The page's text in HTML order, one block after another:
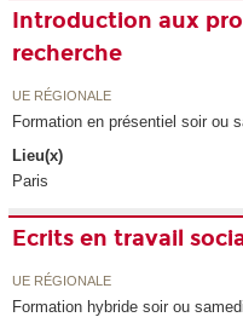
Introduction aux
recherche
UE RÉGIONALE
Formation en présentiel soir ou
Lieu(x)
Paris
Ecrits en travail
UE RÉGIONALE
Formation hybride soir ou samedi